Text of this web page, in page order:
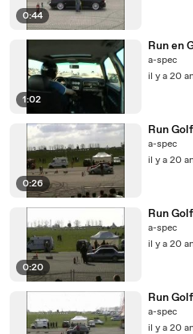
0:44
1:02
Run en
a-spec
il y a 20
0:26
Run
a-spec
il y a 20
0:20
Run
a-spec
il y a 20
Run
a-spec
il y a 20